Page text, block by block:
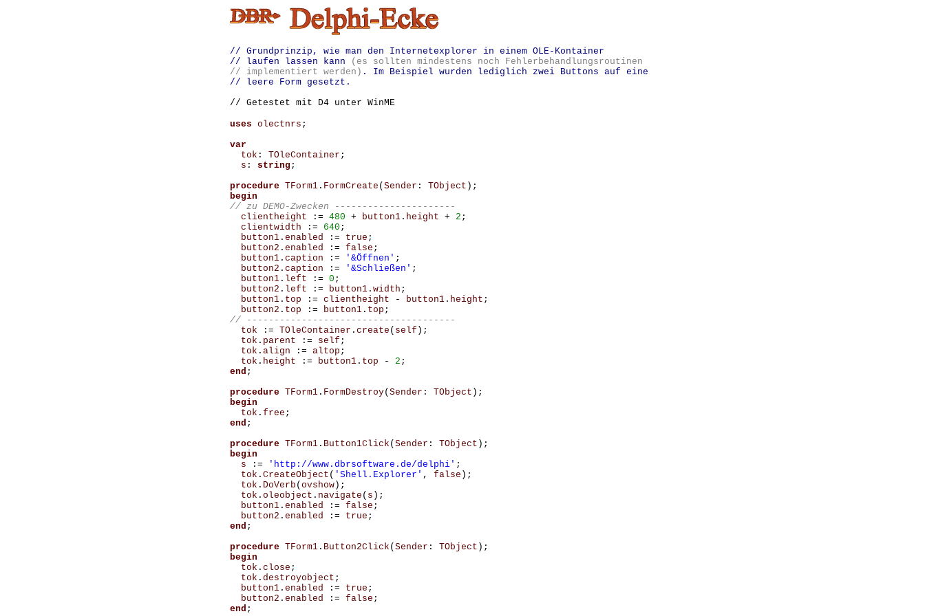
// Grundprinzip, wie man den Internetexplorer in einem OLE-Kontainer
// laufen lassen kann
(es sollten mindestens noch Fehlerbehandlungsroutinen
// implementiert werden) . Im Beispiel wurden lediglich zwei Buttons auf eine
// leere Form gesetzt.
// Getestet mit D4 unter WinME
uses olectnrs ;
var
tok : TOleContainer ;
s : string ;
procedure TForm1. FormCreate ( Sender : TObject );
begin
clientheight
:= 480 + button1. height + 2 ;
clientwidth
:= 640 ;
button1. enabled := true ;
button2 . enabled := false ;
button1. caption := '&Öffnen' ;
button2 . caption := '&Schließen' ;
button1. left := 0 ;
button2 . left := button1. width ;
button1. top := clientheight - button1. height ;
button2 . top := button1. top ;
tok
:= TOleContainer . create ( self );
tok . parent := self ;
tok . align := altop ;
tok . height := button1. top - 2 ;
end ;
procedure TForm1. FormDestroy( Sender : TObject );
begin
tok . free ;
end ;
procedure TForm1. Button1Click ( Sender : TObject );
begin
s
:= 'http://www.dbrsoftware.de/delphi' ;
tok . CreateObject ( 'Shell.Explorer' , false );
tok . DoVerb ( ovshow);
tok . oleobject . navigate ( s );
button1. enabled := false ;
button2 . enabled := true ;
end ;
procedure TForm1. Button2Click ( Sender : TObject );
begin
tok . close ;
tok . destroyobject ;
button1. enabled := true ;
button2 . enabled := false ;
end ;